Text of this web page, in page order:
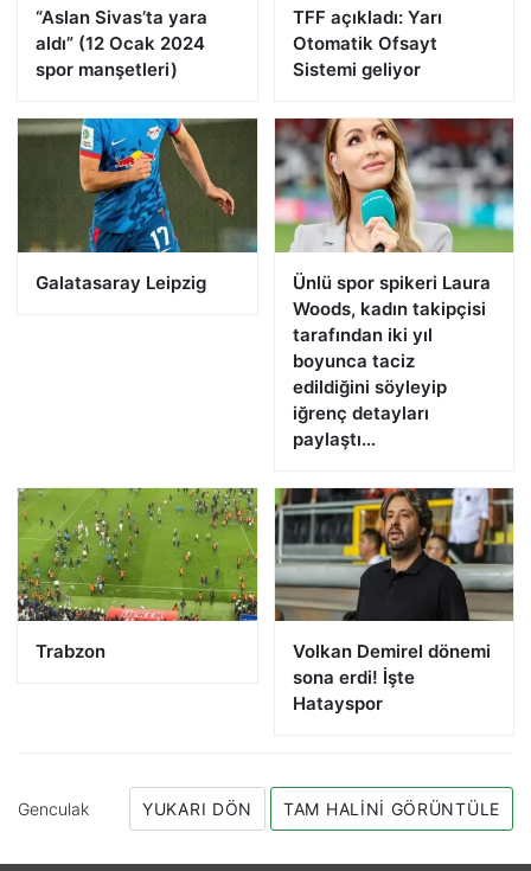
“Aslan Sivas’ta yara
aldı” (12 Ocak 2024
spor manşetleri)
TFF açıkladı: Yarı
Otomatik Ofsayt
Sistemi geliyor
Galatasaray Leipzig
Ünlü spor spikeri Laura
Woods, kadın takipçisi
tarafından iki yıl
boyunca taciz
edildiğini söyleyip
iğrenç detayları
paylaştı…
Trabzon
Volkan Demirel dönemi
sona erdi! İşte
Hatayspor
Genculak YUKARI DÖN TAM HALINI GÖRÜNTÜLE